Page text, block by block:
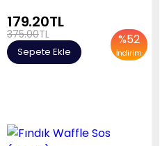
%52
İndirim
179.20TL
375.00TL
Sepete Ekle